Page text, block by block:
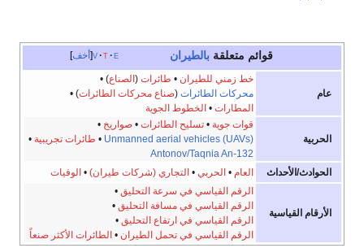
أخف v t e قوائم متعلقة بالطيران
عام
خط زمني للطيران • طائرات (الصناع)
•
محركات الطائرات (صناع محركات الطائرات)
•
المطارات •الخطوط الجوية
الحربية
قوات جوية •تسليح الطائرات •صواريخ •
Unmanned aerial vehicles (UAVs)
• طائرات تجريبية •
Antonov/Taqnia An-132
الحوادث/الأحداث
العام •الحربي •التجاري (شركات طيران) •الوفيات
الأرقام القياسية
الرقم القياسي في سرعة التحليق •
الرقم القياسي في مسافة التحليق •
الرقم القياسي في ارتفاع التحليق •
الرقم القياسي في تحمل الطيران •الطائرات الأكثر صنعاً